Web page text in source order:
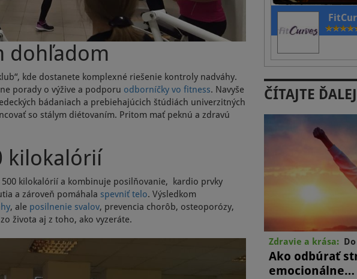
dohľadom
kde dostanete komplexné riešenie kontroly nadváhy.
porady o výžive a podporu odborníčky vo fitness. Navyše
bádaniach a prebiehajúcich štúdiách univerzitných
so stálym diétovaním. Pritom mať peknú a zdravú
kilokalórií
kilokalórií a kombinuje posilňovanie, kardio prvky
a zároveň pomáhala spevniť telo. Výsledkom
, ale posilnenie svalov, prevencia chorôb, osteoporózy,
života aj z toho, ako vyzeráte.
ČÍTAJTE ĎALEJ
Zdravie a krása:
Ako odbúrať
emocionálne…